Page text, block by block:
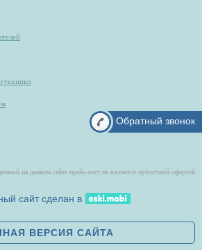
Обратный звонок
на данном сайте прайс-лист не является публичной офертой
сайт сделан в
ВЕРСИЯ САЙТА